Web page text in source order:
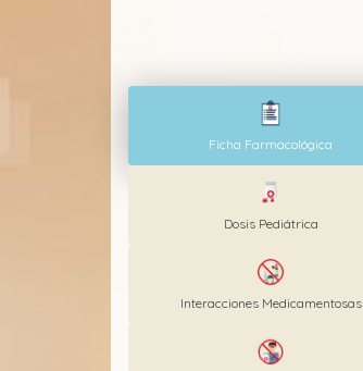
Ficha Farmacológica
Dosis Pediátrica
Interacciones Medicamentosas